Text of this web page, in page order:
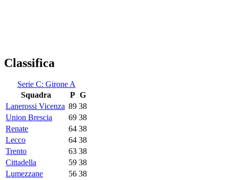
Classifica
Serie C: Girone A
Squadra
P G
Lanerossi Vicenza 89 38
Union Brescia
69 38
Renate
64 38
Lecco
64 38
Trento
63 38
Cittadella
59 38
Lumezzane
56 38